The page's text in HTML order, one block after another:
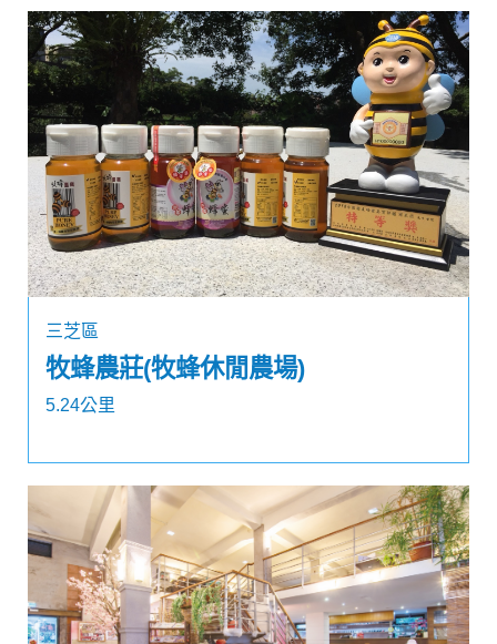
三芝區
牧蜂農莊(牧蜂休閒農場)
5.24公里